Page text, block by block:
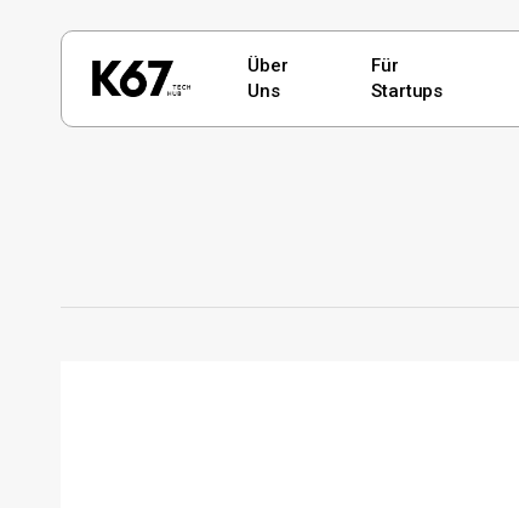
content
Über
Uns
Für
Startups